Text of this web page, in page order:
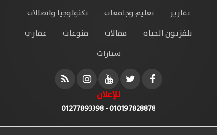
تقارير
تعليم وجامعات
تكنولوجيا واتصالات
تلفزيون الحياة
مقالات منوعات
عقاري
سيارات
للإعلان
010197828878 - 01277893398